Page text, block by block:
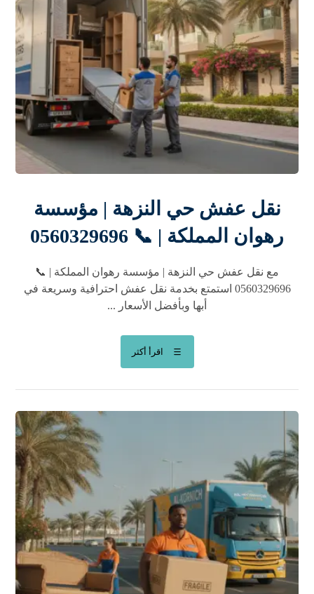
نقل عفش حي النزهة | مؤسسة
رهوان المملكة | 📞 0560329696
مع نقل عفش حي النزهة | مؤسسة رهوان المملكة | 📞
0560329696 استمتع بخدمة نقل عفش احترافية وسريعة في
أبها وبأفضل الأسعار ...
اقرأ أكثر